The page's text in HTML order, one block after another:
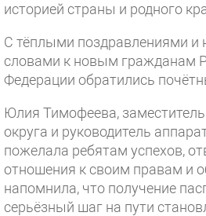
историей страны и родного
С тёплыми поздравлениями и
словами к новым гражданам
Федерации обратились
Юлия Тимофеева,
округа и руководитель
пожелала ребятам успехов,
отношения к своим правам и
напомнила, что получение
серьёзный шаг на пути